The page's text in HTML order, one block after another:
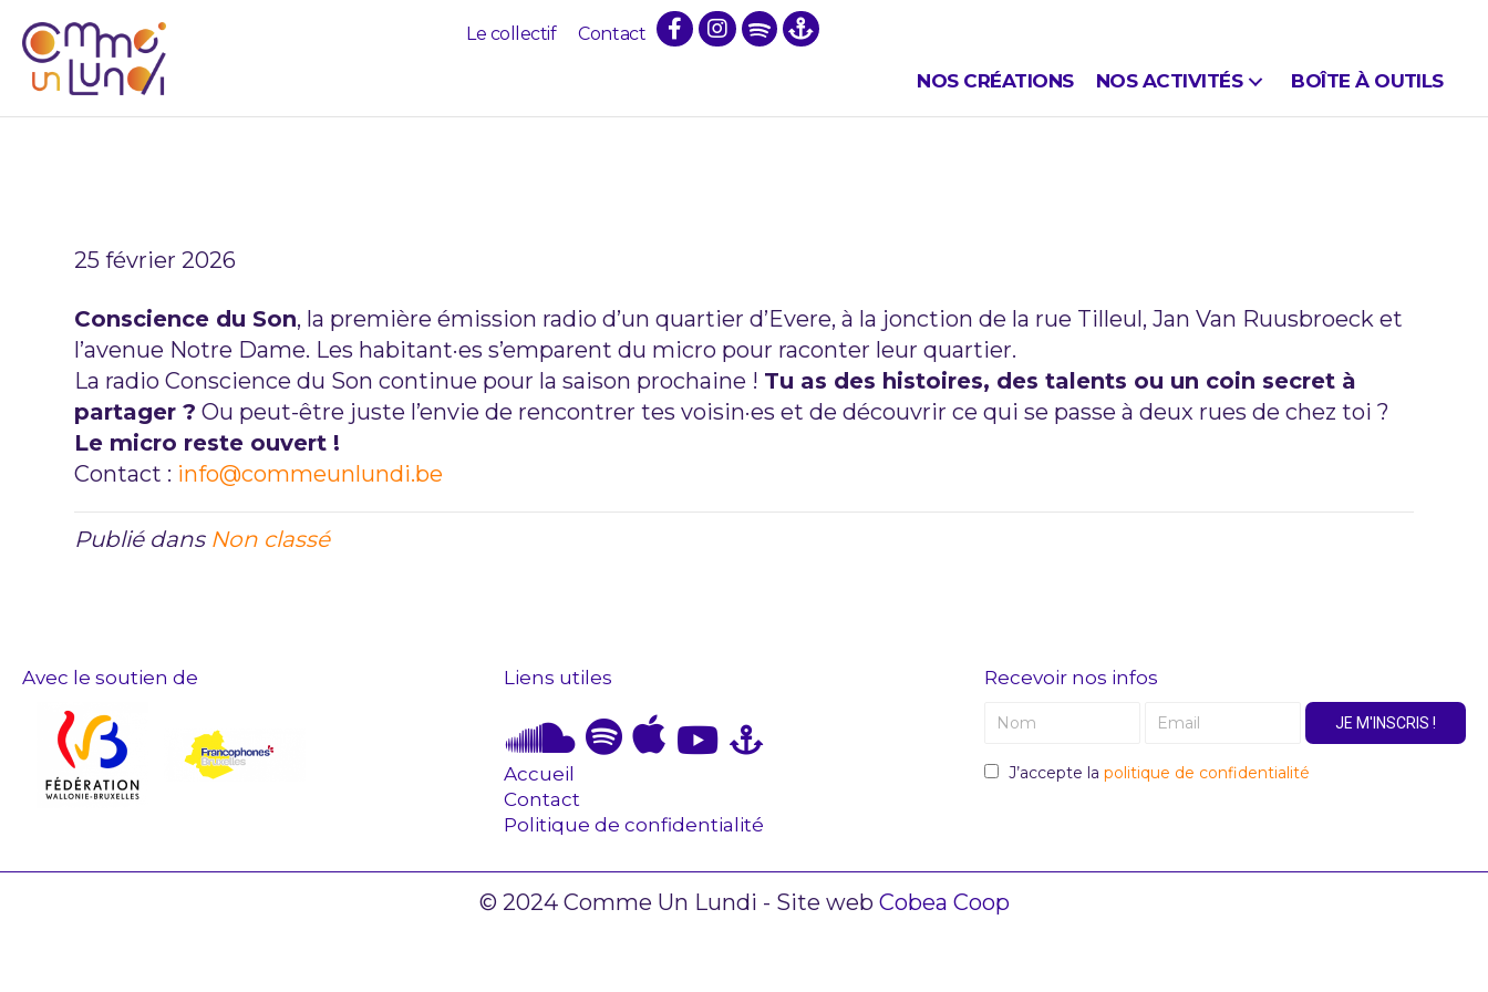
Le collectif Contact
NOS CRÉATIONS NOS ACTIVITÉS BOÎTE À OUTILS
25 février 2026
Conscience du Son, la première émission radio d’un quartier d’Evere, à la jonction de la rue Tilleul, Jan Van Ruusbroeck et
l’avenue Notre Dame. Les habitant·es s’emparent du micro pour raconter leur quartier.
La radio Conscience du Son continue pour la saison prochaine ! Tu as des histoires, des talents ou un coin secret à
partager ? Ou peut-être juste l’envie de rencontrer tes voisin·es et de découvrir ce qui se passe à deux rues de chez toi ?
Le micro reste ouvert !
Contact : info@commeunlundi.be
Publié dans Non classé
Avec le soutien de Liens utiles
Accueil
Contact
Politique de confidentialité
Recevoir nos infos
JE M'INSCRIS !
J’accepte lapolitique de confidentialité
© 2024 Comme Un Lundi - Site web Cobea Coop